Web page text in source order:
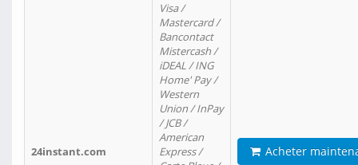
24instant.com
Visa /
Mastercard /
Bancontact
Mistercash /
iDEAL / ING
Home' Pay /
Western
Union / InPay
/ JCB /
American
Express /
Acheter